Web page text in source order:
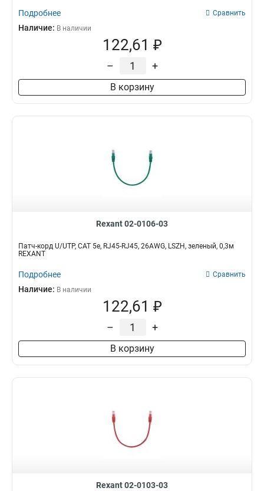
Подробнее Сравнить
Наличие: В наличии
122,61 ₽
– +
В корзину
Rexant 02-0106-03
Патч-корд U/UTP, CAT 5e, RJ45-RJ45, 26AWG, LSZH, зеленый, 0,3м
REXANT
Подробнее Сравнить
Наличие: В наличии
122,61 ₽
– +
В корзину
Rexant 02-0103-03